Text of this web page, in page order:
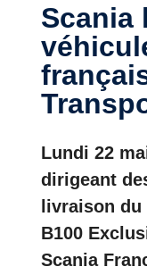
Scania livre le premier
Lundi 22
dirigeant
livraison du
B100
Scania